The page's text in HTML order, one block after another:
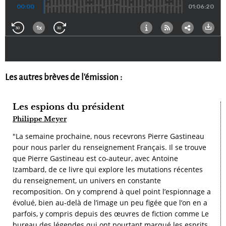
Les autres brèves de l'émission :
Les espions du président
Philippe Meyer
"La semaine prochaine, nous recevrons Pierre Gastineau
pour nous parler du renseignement Français. Il se trouve
que Pierre Gastineau est co-auteur, avec Antoine
Izambard, de ce livre qui explore les mutations récentes
du renseignement, un univers en constante
recomposition. On y comprend à quel point l’espionnage a
évolué, bien au-delà de l’image un peu figée que l’on en a
parfois, y compris depuis des œuvres de fiction comme Le